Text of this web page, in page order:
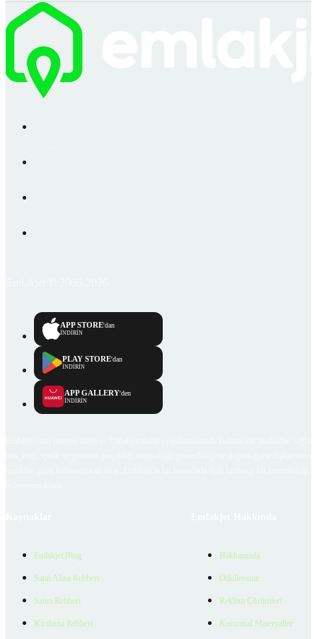
APP STORE'dan
İNDİRİN
PLAY STORE'dan
İNDİRİN
APP GALLERY'den
İNDİRİN
Emlakjet Blog
Satın Alma Rehberi
Satıcı Rehberi
Kiralama Rehberi
Hakkımızda
Ödüllerimiz
Reklam Çözümleri
Kurumsal Materyaller